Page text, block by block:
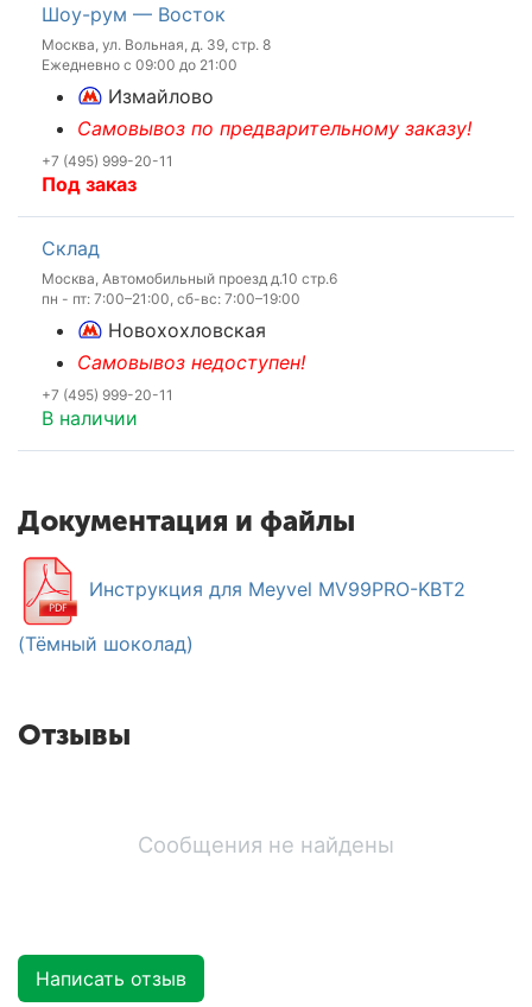
Шоу-рум — Восток
Москва, ул. Вольная, д. 39, стр. 8
Ежедневно с 09:00 до 21:00
Измайлово
Самовывоз по предварительному заказу!
+7 (495) 999-20-11
Под заказ
Склад
Москва, Автомобильный проезд д.10 стр.6
пн - пт: 7:00–21:00, сб-вс: 7:00–19:00
Новохохловская
Самовывоз недоступен!
+7 (495) 999-20-11
В наличии
Документация и файлы
Инструкция для Meyvel MV99PRO-KBT2
(Тёмный шоколад)
Отзывы
Сообщения не найдены
Написать отзыв